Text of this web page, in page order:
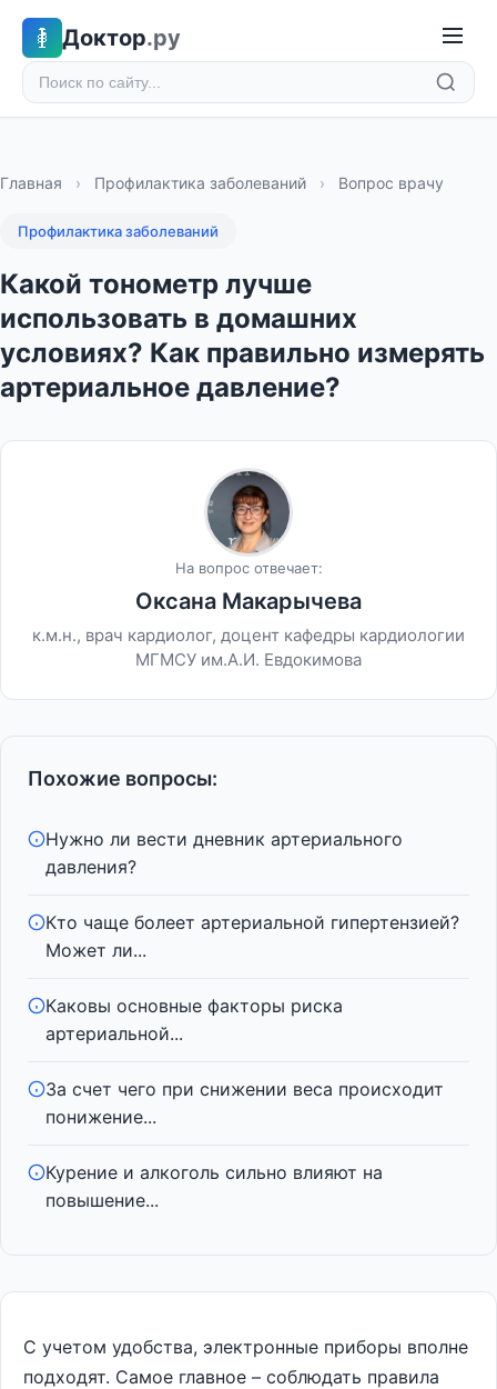
Доктор.ру
Главная › Профилактика заболеваний › Вопрос врачу
Профилактика заболеваний
Какой тонометр лучше
использовать в домашних
условиях? Как правильно измерять
артериальное давление?
На вопрос отвечает:
Оксана Макарычева
к.м.н., врач кардиолог, доцент кафедры кардиологии
МГМСУ им.А.И. Евдокимова
Похожие вопросы:
Нужно ли вести дневник артериального
давления?
Кто чаще болеет артериальной гипертензией?
Может ли...
Каковы основные факторы риска
артериальной...
За счет чего при снижении веса происходит
понижение...
Курение и алкоголь сильно влияют на
повышение...
С учетом удобства, электронные приборы вполне
подходят. Самое главное – соблюдать правила